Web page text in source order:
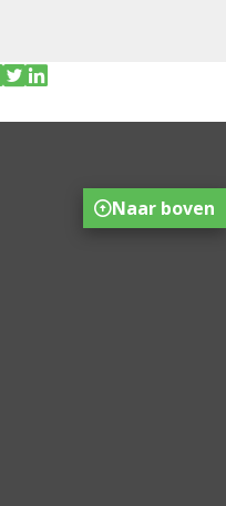
Naar boven